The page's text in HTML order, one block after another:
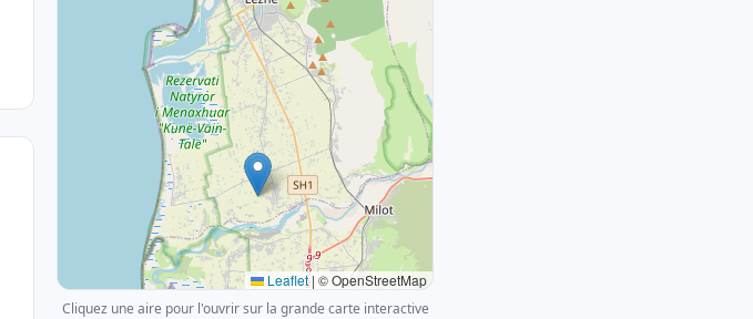
Leaflet | © OpenStreetMap
Cliquez une aire pour l'ouvrir sur la grande carte interactive